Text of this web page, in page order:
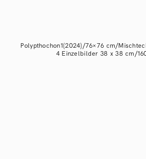
Polypthochon1(2024)/76×76 cm/
4 Einzelbilder 38 x 38 cm/